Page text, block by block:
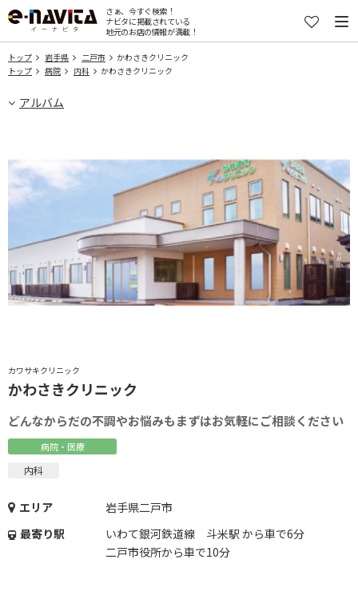
さぁ、今すぐ検索！
ナビタに掲載されている
地元のお店の情報が満載！
トップ 岩手県 二戸市
かわさきクリニック
トップ
病院 内科 かわさきクリニック
アルバム
カワサキクリニック
かわさきクリニック
どんなからだの不調やお悩みもまずはお気軽にご相談ください
病院・医療
内科
エリア
岩手県二戸市
最寄り駅
いわて銀河鉄道線 斗米駅 から車で6分
二戸市役所から車で10分